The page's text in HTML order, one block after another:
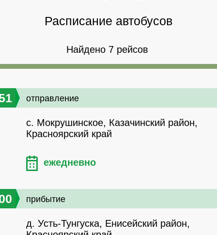
Расписание автобусов
Найдено 7 рейсов
отправление
с. Мокрушинское, Казачинский район,
Красноярский край
ежедневно
прибытие
д. Усть-Тунгуска, Енисейский район,